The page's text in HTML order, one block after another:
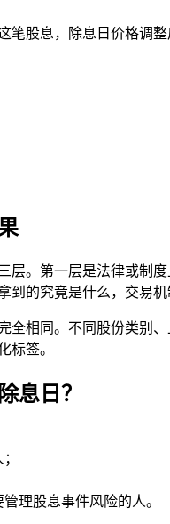
笔股息，除息日价格调
层。第一层是法律或制
到的究竟是什么，交易
全相同。不同股份类别
标签。
息日？
理股息事件风险的人。